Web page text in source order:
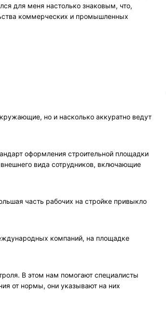
для меня настолько знаковым, что,
коммерческих и промышленных
но и насколько аккуратно ведут
оформления строительной площадки
вида сотрудников, включающие
часть рабочих на стройке привыкло
компаний, на площадке
В этом нам помогают специалисты
от нормы, они указывают на них